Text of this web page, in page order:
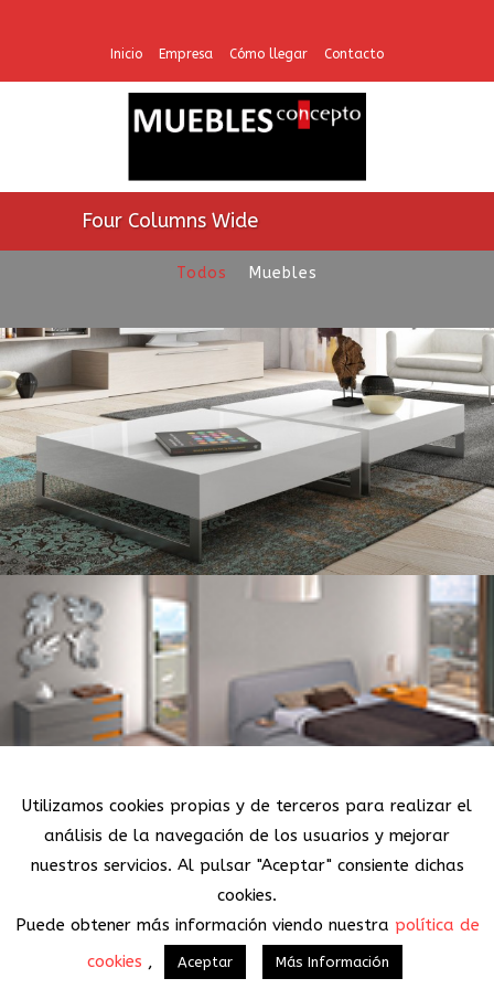
Inicio Empresa Cómo llegar Contacto
Four Columns Wide
Todos Muebles
Ver más
© Copyright MueblesConcepto| Aviso Legal|Política de Privacidad
Utilizamos cookies propias y de terceros para realizar el
análisis de la navegación de los usuarios y mejorar
nuestros servicios. Al pulsar "Aceptar" consiente dichas
cookies.
Puede obtener más información viendo nuestra política de
cookies , Aceptar Más Información